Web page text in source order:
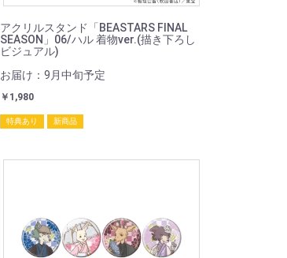
アクリルスタンド「BEASTARS FINAL
SEASON」06/ハル 着物ver.(描き下ろし
ビジュアル)
お届け：9月中旬予定
￥1,980
特典あり 新商品